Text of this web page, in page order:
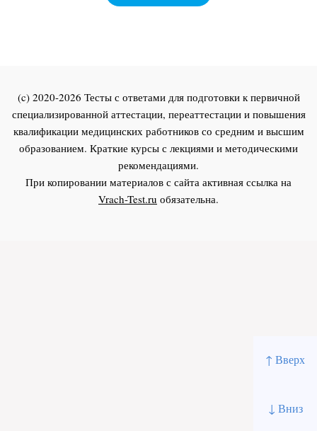
↑ Вверх
↓ Вниз
(c) 2020-2026 Тесты с ответами для подготовки к первичной
специализированной аттестации, переаттестации и повышения
квалификации медицинских работников со средним и высшим
образованием. Краткие курсы с лекциями и методическими
рекомендациями.
При копировании материалов с сайта активная ссылка на
Vrach-Test.ru обязательна.